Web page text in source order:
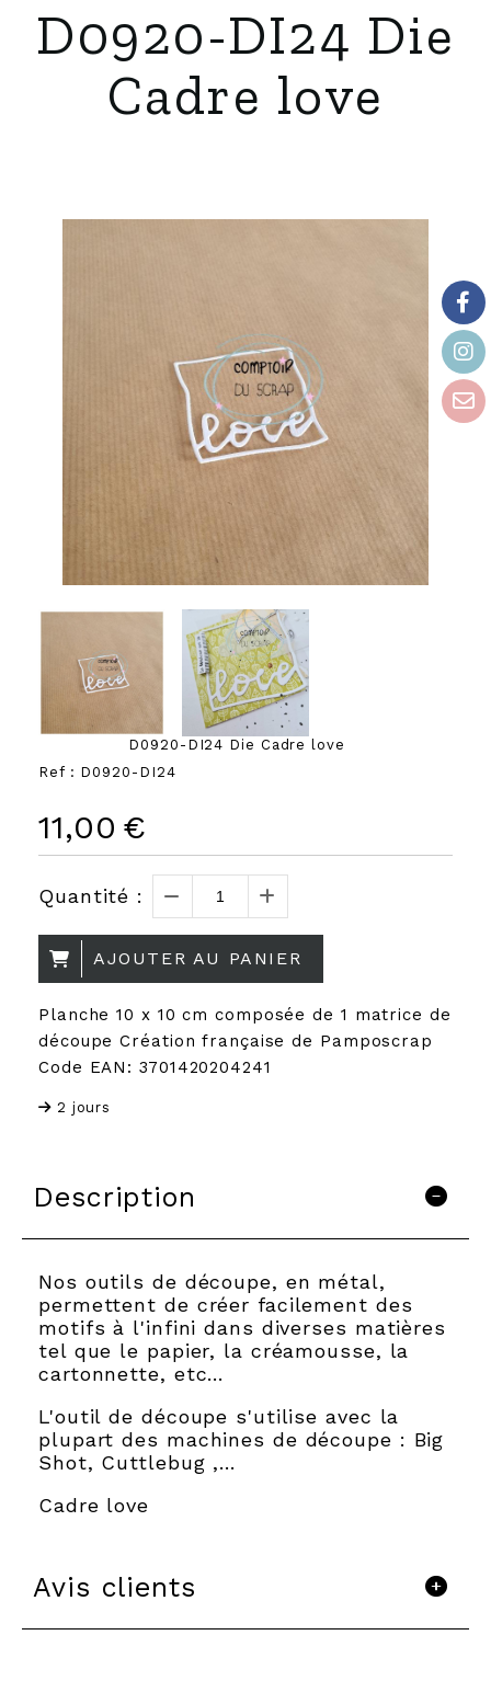
D0920-DI24 Die
Cadre love
D0920-DI24 Die Cadre love
Ref : D0920-DI24
11,00 €
Quantité :
AJOUTER AU PANIER
Planche 10 x 10 cm composée de 1 matrice de
découpe Création française de Pamposcrap
Code EAN: 3701420204241
2 jours
Description
Nos outils de découpe, en métal,
permettent de créer facilement des
motifs à l'infini dans diverses matières
tel que le papier, la créamousse, la
cartonnette, etc…
L'outil de découpe s'utilise avec la
plupart des machines de découpe : Big
Shot, Cuttlebug ,...
Cadre love
Avis clients